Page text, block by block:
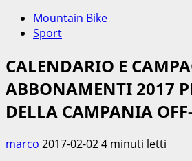
Mountain Bike
Sport
CALENDARIO E
ABBONAMENTI 2017
DELLA CAMPANIA
marco 2017-02-024 minuti letti